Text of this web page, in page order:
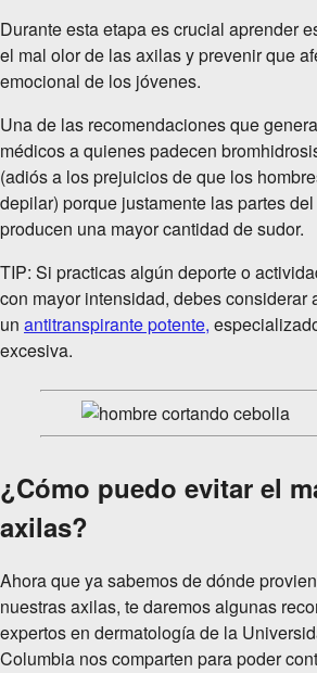
Durante esta etapa es crucial aprender
el mal olor de las axilas y prevenir que
emocional de los jóvenes.
Una de las recomendaciones que
médicos a quienes padecen
(adiós a los prejuicios de que los
depilar) porque justamente las partes
producen una mayor cantidad de sudor.
TIP: Si practicas algún deporte o
con mayor intensidad, debes considerar
un antitranspirante potente,
excesiva.
¿Cómo puedo evitar el
axilas?
Ahora que ya sabemos de dónde
nuestras axilas, te daremos algunas
expertos en dermatología de la
Columbia nos comparten para poder